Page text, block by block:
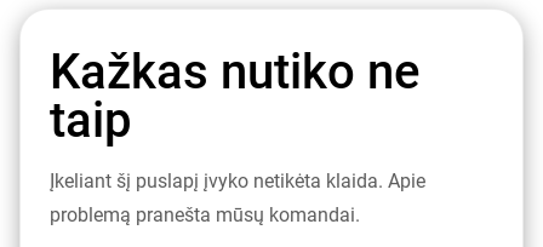
Kažkas nutiko ne
taip
Įkeliant šį puslapį įvyko netikėta klaida. Apie
problemą pranešta mūsų komandai.